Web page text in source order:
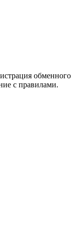
обменного
с правилами.